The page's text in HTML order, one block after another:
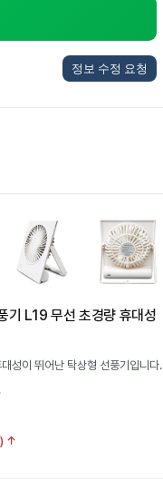
정보 수정 요청
기 L19 무선 초경량 휴대성
성이 뛰어난 탁상형 선풍기입니다.
↑